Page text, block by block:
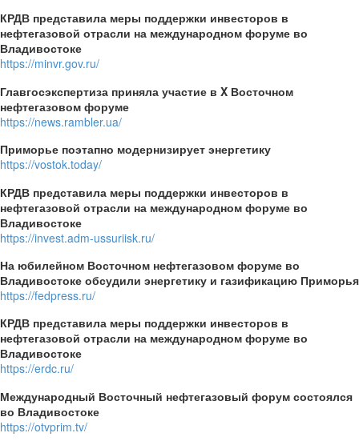
КРДВ представила меры поддержки инвесторов в
нефтегазовой отрасли на международном форуме во
Владивостоке
https://minvr.gov.ru/
Главгосэкспертиза приняла участие в X Восточном
нефтегазовом форуме
https://news.rambler.ua/
Приморье поэтапно модернизирует энергетику
https://vostok.today/
КРДВ представила меры поддержки инвесторов в
нефтегазовой отрасли на международном форуме во
Владивостоке
https://invest.adm-ussuriisk.ru/
На юбилейном Восточном нефтегазовом форуме во
Владивостоке обсудили энергетику и газификацию Приморья
https://fedpress.ru/
КРДВ представила меры поддержки инвесторов в
нефтегазовой отрасли на международном форуме во
Владивостоке
https://erdc.ru/
Международный Восточный нефтегазовый форум состоялся
во Владивостоке
https://otvprim.tv/